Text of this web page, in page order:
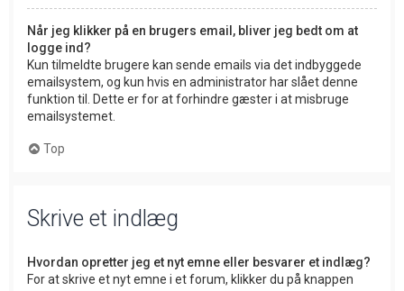
Når jeg klikker på en brugers email, bliver jeg bedt om at
logge ind?
Kun tilmeldte brugere kan sende emails via det indbyggede
emailsystem, og kun hvis en administrator har slået denne
funktion til. Dette er for at forhindre gæster i at misbruge
emailsystemet.
Top
Skrive et indlæg
Hvordan opretter jeg et nyt emne eller besvarer et indlæg?
For at skrive et nyt emne i et forum, klikker du på knappen